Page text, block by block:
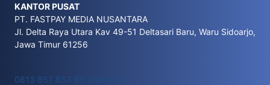
KANTOR PUSAT
PT. FASTPAY MEDIA NUSANTARA
Jl. Delta Raya Utara Kav 49-51 Deltasari Baru, Waru Sidoarjo,
Jawa Timur 61256
0813 857 857 99 (call only)